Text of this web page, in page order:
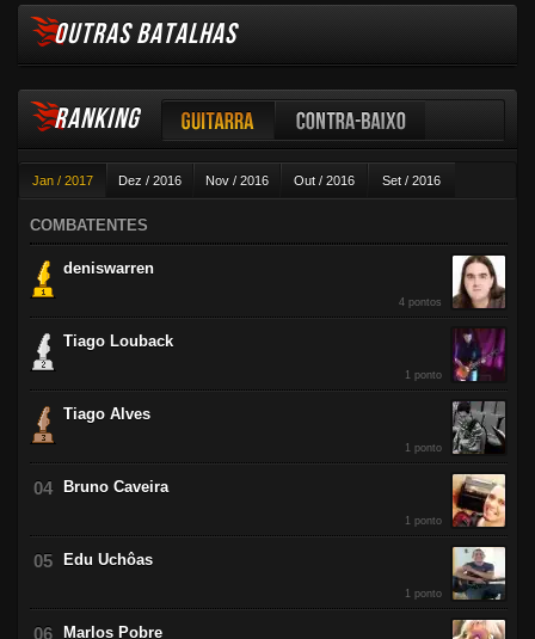
OUTRAS BATALHAS
RANKING
Jan / 2017 Dez / 2016 Nov / 2016 Out / 2016 Set / 2016
Ago / 2016 Jul / 2016
Guitarra Contra-baixo
COMBATENTES
deniswarren
4 pontos
Tiago Louback
1 ponto
Tiago Alves
1 ponto
Bruno Caveira
1 ponto
Edu Uchôas
1 ponto
Marlos Pobre